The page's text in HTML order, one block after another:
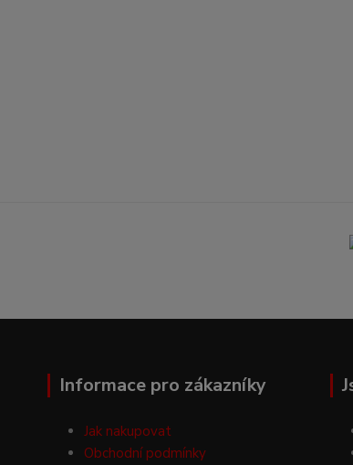
Informace pro zákazníky
Jak nakupovat
Obchodní podmínky